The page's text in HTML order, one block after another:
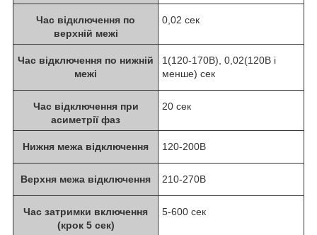
Час відключення по
верхній межі
0,02 сек
Час відключення по нижній
межі
1(120-170В), 0,02(120В і
менше) сек
Час відключення при
асиметрії фаз
20 сек
Нижня межа відключення 120-200В
Верхня межа відключення 210-270В
Час затримки включення
(крок 5 сек)
5-600 сек